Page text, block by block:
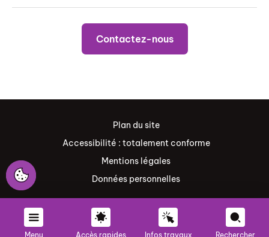
Menu Accès rapides Infos travaux Rechercher
Contactez-nous
Plan du site
Accessibilité : totalement conforme
Mentions légales
Données personnelles